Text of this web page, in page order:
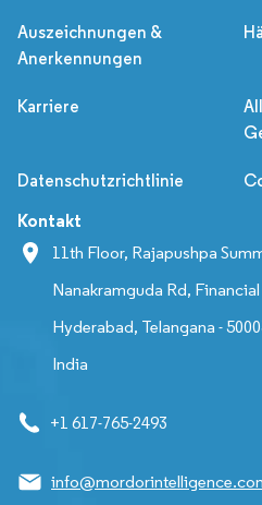
Auszeichnungen &
Anerkennungen
Karriere
Datenschutzrichtlinie
Kontakt
11th Floor, Rajapushpa
Nanakramguda Rd,
Hyderabad, Telangana -
India
+1 617-765-2493